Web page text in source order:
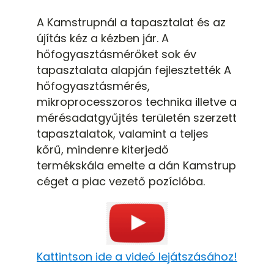
A Kamstrupnál a tapasztalat és az
újítás kéz a kézben jár. A
hőfogyasztásmérőket sok év
tapasztalata alapján fejlesztették A
hőfogyasztásmérés,
mikroprocesszoros technika illetve a
mérésadatgyűjtés területén szerzett
tapasztalatok, valamint a teljes
kőrű, mindenre kiterjedő
termékskála emelte a dán Kamstrup
céget a piac vezető pozícióba.
Kattintson ide a videó lejátszásához!